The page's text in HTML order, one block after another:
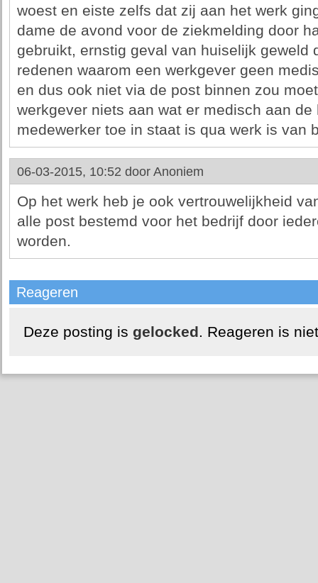
woest en eiste zelfs dat zij aan het werk
dame de avond voor de ziekmelding door
gebruikt, ernstig geval van huiselijk geweld
redenen waarom een werkgever geen
en dus ook niet via de post binnen zou
werkgever niets aan wat er medisch aan
medewerker toe in staat is qua werk is van
06-03-2015, 10:52 door Anoniem
Op het werk heb je ook vertrouwelijkheid
alle post bestemd voor het bedrijf door
worden.
Reageren
Deze posting is gelocked. Reageren is